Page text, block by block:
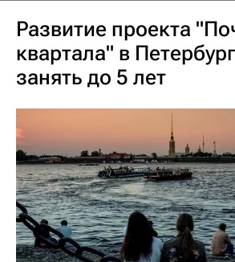
Развитие проекта
квартала" в
занять до 5 лет